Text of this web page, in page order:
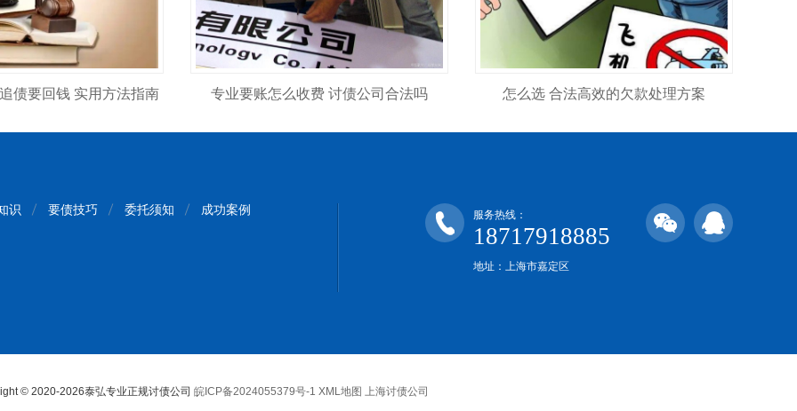
债要回钱 实用方法指南 专业要账怎么收费 讨债公司合法吗 怎么选 合法高效的欠款处理方案
识 要债技巧 委托须知 成功案例 服务热线：
18717918885
地址：上海市嘉定区
© 2020-2026泰弘专业正规讨债公司 皖ICP备2024055379号-1 XML地图 上海讨债公司